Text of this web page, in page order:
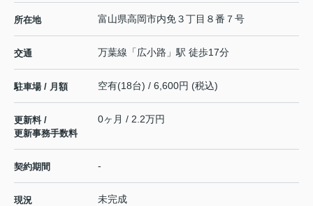
所在地 富山県高岡市内免３丁目８番７号
交通 万葉線 「広小路 」駅 徒歩17分
駐車場 / 月額 空有(18台) / 6,600円 (税込)
更新料 /
更新事務手数料
0ヶ月 / 2.2万円
契約期間 -
現況 未完成